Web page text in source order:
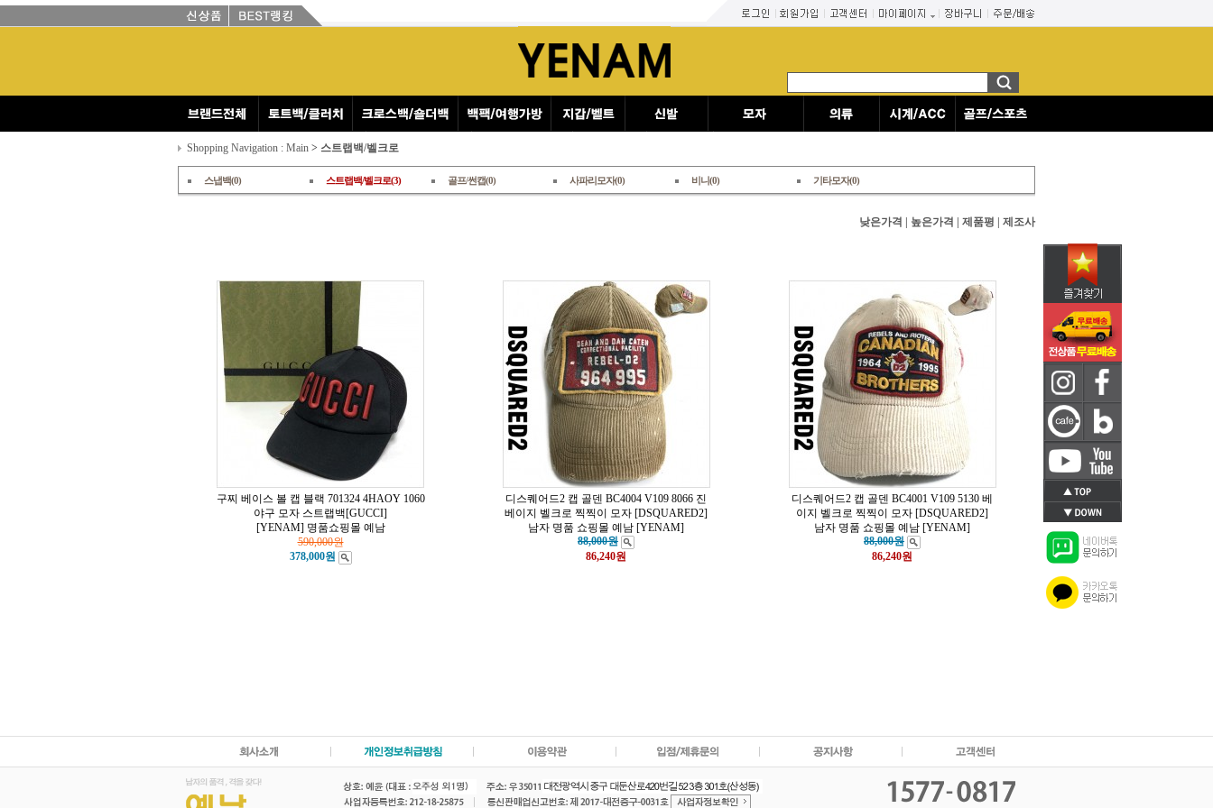
Shopping Navigation : Main > 스트랩백/벨크로
스냅백(0) 스트랩백/벨크로(3) 골프/썬캡(0) 사파리모자(0) 비니(0) 기타모자(0)
낮은가격 높은가격 제품평 제조사
구찌 베이스 볼 캡 블랙 701324 4HAOY 1060
야구 모자 스트랩백[GUCCI]
[YENAM] 명품쇼핑몰 예남
590,000원
378,000원
디스퀘어드2 캡 골덴 BC4004 V109 8066 진
베이지 벨크로 찍찍이 모자 [DSQUARED2]
남자 명품 쇼핑몰 예남 [YENAM]
88,000원
86,240원
디스퀘어드2 캡 골덴 BC4001 V109 5130 베
이지 벨크로 찍찍이 모자 [DSQUARED2]
남자 명품 쇼핑몰 예남 [YENAM]
88,000원
86,240원